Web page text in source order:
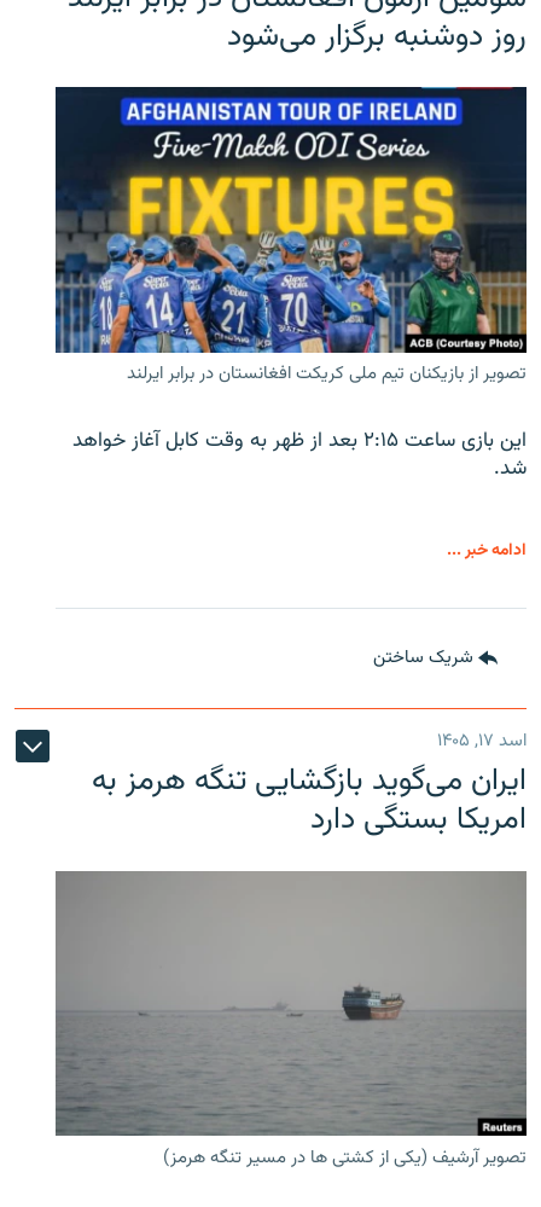
روز دوشنبه برگزار می‌شود
تصویر از بازیکنان تیم ملی کریکت افغانستان در برابر ایرلند
این بازی ساعت ۲:۱۵ بعد از ظهر به وقت کابل آغاز خواهد
شد.
ادامه خبر ...
شریک ساختن
اسد ۱۷, ۱۴۰۵
ایران می‌گوید بازگشایی تنگه هرمز به
امریکا بستگی دارد
تصویر آرشیف (یکی از کشتی ها در مسیر تنگه هرمز)